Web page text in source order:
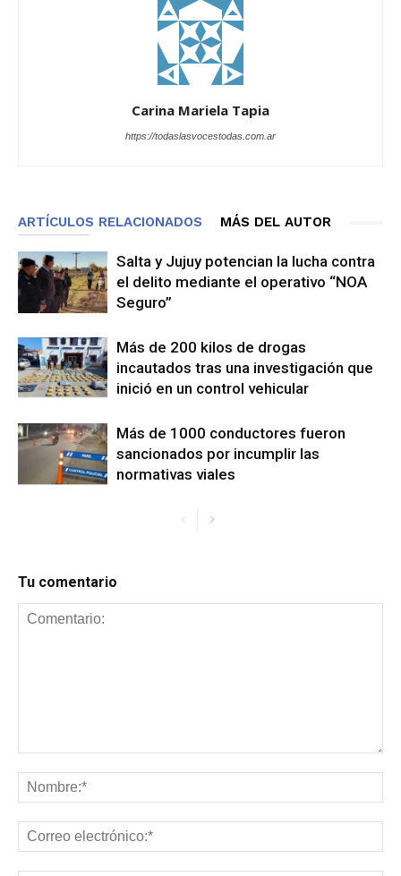
Carina Mariela Tapia
https://todaslasvocestodas.com.ar
ARTÍCULOS RELACIONADOS MÁS DEL AUTOR
Salta y Jujuy potencian la lucha contra
el delito mediante el operativo “NOA
Seguro”
Más de 200 kilos de drogas
incautados tras una investigación que
inició en un control vehicular
Más de 1000 conductores fueron
sancionados por incumplir las
normativas viales
Tu comentario